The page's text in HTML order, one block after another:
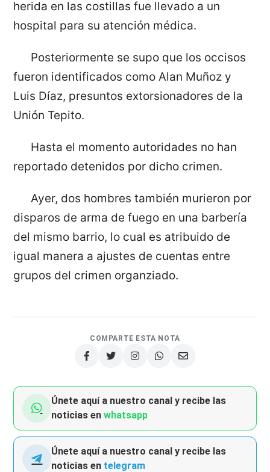
herida en las costillas fue llevado a un
hospital para su atención médica.
Posteriormente se supo que los occisos
fueron identificados como Alan Muñoz y
Luis Díaz, presuntos extorsionadores de la
Unión Tepito.
Hasta el momento autoridades no han
reportado detenidos por dicho crimen.
Ayer, dos hombres también murieron por
disparos de arma de fuego en una barbería
del mismo barrio, lo cual es atribuido de
igual manera a ajustes de cuentas entre
grupos del crimen organziado.
COMPARTE ESTA NOTA
Únete aquí a nuestro canal y recibe las
noticias enwhatsapp
Únete aquí a nuestro canal y recibe las
noticias en telegram